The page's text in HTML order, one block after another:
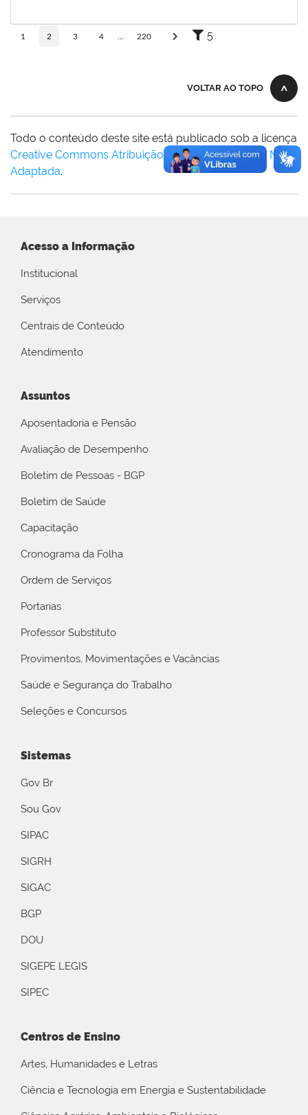
1 2 3 4 220 5
VOLTAR AO TOPO
Todo o conteúdo deste site está publicado sob a licença
Creative Commons Atribuição-SemDerivações 3.0 Não
Adaptada.
Acesso a Informação
Institucional
Serviços
Centrais de Conteúdo
Atendimento
Assuntos
Aposentadoria e Pensão
Avaliação de Desempenho
Boletim de Pessoas - BGP
Boletim de Saúde
Capacitação
Cronograma da Folha
Ordem de Serviços
Portarias
Professor Substituto
Provimentos, Movimentações e Vacâncias
Saúde e Segurança do Trabalho
Seleções e Concursos
Sistemas
Gov Br
Sou Gov
SIPAC
SIGRH
SIGAC
BGP
DOU
SIGEPE LEGIS
SIPEC
Centros de Ensino
Artes, Humanidades e Letras
Ciência e Tecnologia em Energia e Sustentabilidade